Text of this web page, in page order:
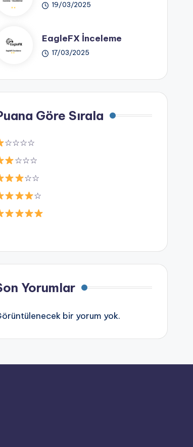
19/03/2025
EagleFX İnceleme
17/03/2025
Göre Sırala
☆☆☆☆
☆☆☆
☆☆
☆
Yorumlar
bir yorum yok.